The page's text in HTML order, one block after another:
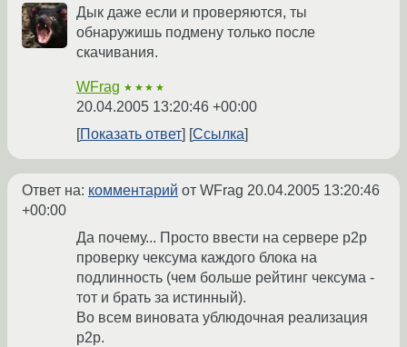
Дык даже если и проверяются, ты
обнаружишь подмену только после
скачивания.
WFrag ★★★★
20.04.2005 13:20:46 +00:00
Показать ответ
Ссылка
Ответ на: комментарий от WFrag 20.04.2005 13:20:46
+00:00
Да почему... Просто ввести на сервере p2p
проверку чексума каждого блока на
подлинность (чем больше рейтинг чексума -
тот и брать за истинный).
Во всем виновата ублюдочная реализация
p2p.